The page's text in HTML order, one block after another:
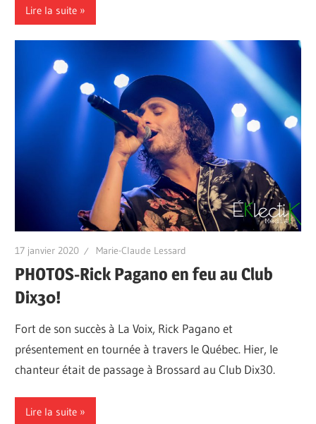
Lire la suite
17 janvier 2020 Marie-Claude Lessard
PHOTOS-Rick Pagano en feu au Club
Dix30!
Fort de son succès à La Voix, Rick Pagano et
présentement en tournée à travers le Québec. Hier, le
chanteur était de passage à Brossard au Club Dix30.
Lire la suite